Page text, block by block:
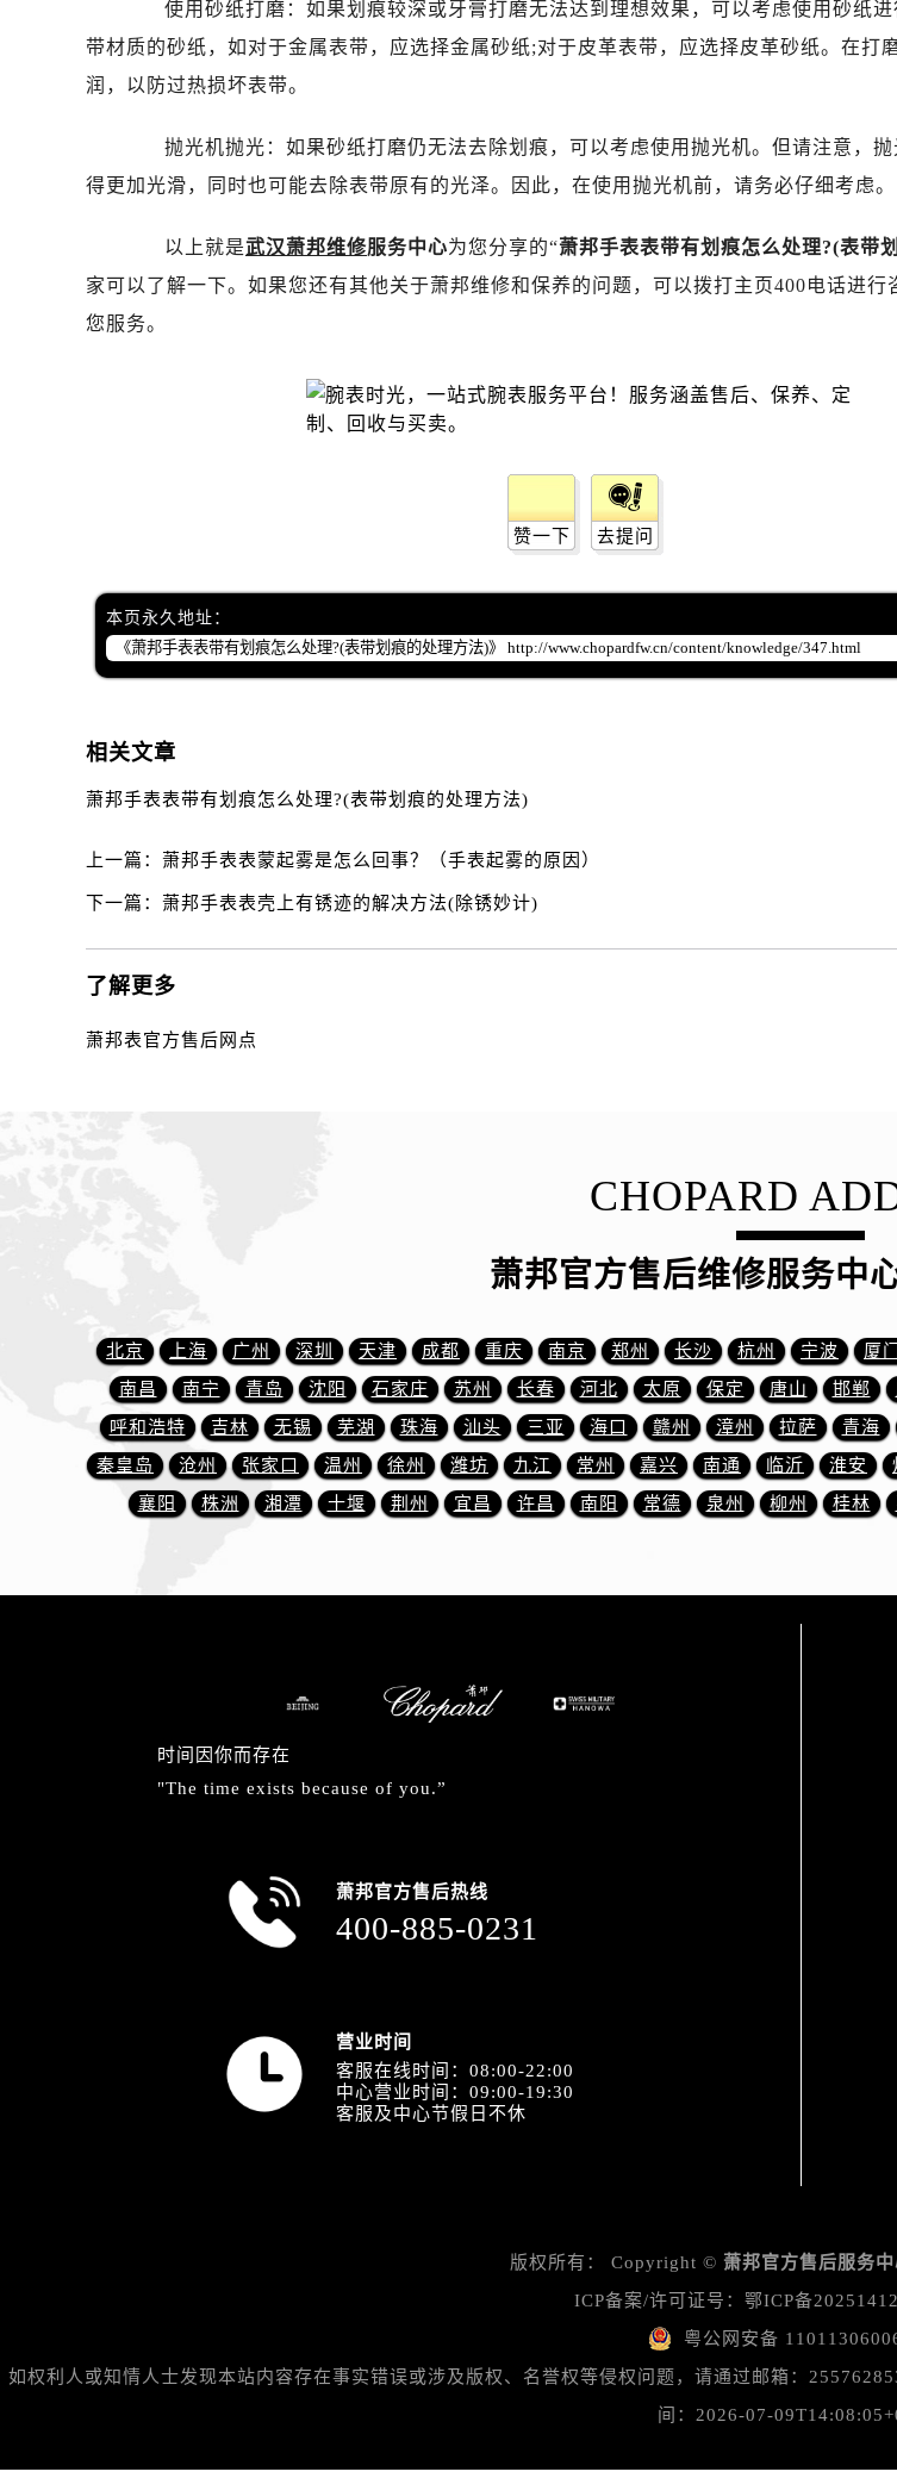
南通市崇川区工农路57号圆融广场写字楼16层1603室（需提前预约）
苏州市苏州工业园区星港街199号苏州中心办公楼C座22层08室（需提前预约）
武汉市江汉区解放大道686号世界贸易大厦38层09室（需提前预约）
合肥市蜀山区潜山路111号万象城华润大厦B座12楼03室（需提前预约）
泉州市丰泽区宝洲路729号浦西万达中心写字楼A座7楼709室（需提前预约）
烟台市芝罘区胜利路139号万达金融中心A座907室（需提前预约）
长春市朝阳区西安大路727号中银大厦A座(旺进大厦)18层09室（需提前预约）
石家庄市长安区中山东路39号勒泰中心写字楼B座13层07室（需提前预约）
西安市碑林区南关正街88号华侨城长安国际中心E座6楼10室（需提前预约）
唐山市路南区新华东道100号万达广场写字楼A座10层1002室（需提前预约）
台州市椒江区东海大道1800号腾达中心东1幢20楼2002室（需提前预约）
内蒙古自治区呼和浩特市玉泉区大学西街70号华润万象城写字楼（鄂尔多斯大厦
黑龙江省大庆市萨尔图区会战大街萧邦售后服务中心（需提前预约）
黑龙江省鹤岗市向阳区红军路萧邦售后服务中心（需提前预约）
黑龙江省七台河市桃山区大同街萧邦售后服务中心（需提前预约）
黑龙江省双鸭山市尖山区新兴大街萧邦售后服务中心（需提前预约）
黑龙江省绥化市北林区新华街与康庄路交叉口萧邦售后服务中心（需提前预约）
吉林省白山市浑江区浑江大街萧邦售后服务中心（需提前预约）
吉林省四平市铁东区紫气大路与南九经街交汇处萧邦售后服务中心（需提前预约
吉林省通化市东昌区环通乡江南大街萧邦售后服务中心（需提前预约）
吉林省延边市延吉市解放路萧邦售后服务中心（需提前预约）
辽宁省本溪市平山区胜利路萧邦售后服务中心（需提前预约）
辽宁省朝阳市双塔区新华路萧邦售后服务中心（需提前预约）
辽宁省丹东市振兴区七经街萧邦售后服务中心（需提前预约）
辽宁省抚顺市新抚区东一路萧邦售后服务中心（需提前预约）
辽宁省阜新市海州区解放大街萧邦售后服务中心（需提前预约）
辽宁省葫芦岛市连山区中央路萧邦售后服务中心（需提前预约）
辽宁省营口市站前区市府路与渤海大街交叉口萧邦售后服务中心（需提前预约）
辽宁省沈阳市沈河区中街路137号亨得利名表维修授权店1楼萧邦售后服务中心（
辽宁省沈阳市沈河区中街路83号亨得利名表维修授权店1楼萧邦售后服务中心（
北京市朝阳区建国门外大街甲6号华熙国际中心D座11层1102室萧邦售后服务中
北京市东城区东长安街1号王府井东方广场W3座6层602室萧邦售后服务中心（
内蒙古自治区阿拉善盟市左旗土尔扈特大街萧邦售后服务中心（需提前预约）
内蒙古自治区巴彦淖尔市临河区新华街萧邦售后服务中心（需提前预约）
内蒙古自治区包头市青山区幸福路甲3号王府井百货名表维修萧邦售后服务中心
内蒙古自治区呼伦贝尔市海拉尔区中央街萧邦售后服务中心（需提前预约）
内蒙古自治区通辽市科尔沁区明仁大街萧邦售后服务中心（需提前预约）
内蒙古自治区乌海市海勃湾区人民南路萧邦售后服务中心（需提前预约）
内蒙古自治区锡林郭勒盟市锡林浩特市光明街与额尔敦路交叉口萧邦售后服务中
山西省大同市平城区迎宾街萧邦售后服务中心（需提前预约）
山西省临汾市尧都区解放路萧邦售后服务中心（需提前预约）
山西省吕梁市离石区永宁中路与建设街交叉口萧邦售后服务中心（需提前预约）
山西省朔州市朔城区怡西路与鄯阳西街交汇处萧邦售后服务中心（需提前预约）
使用砂纸打磨：如果划痕较深或牙膏打磨无法达到理想效果，可以考虑使用砂纸进
带材质的砂纸，如对于金属表带，应选择金属砂纸;对于皮革表带，应选择皮革砂纸。在打
润，以防过热损坏表带。
抛光机抛光：如果砂纸打磨仍无法去除划痕，可以考虑使用抛光机。但请注意，抛
得更加光滑，同时也可能去除表带原有的光泽。因此，在使用抛光机前，请务必仔细考虑。
以上就是武汉萧邦维修服务中心为您分享的“萧邦手表表带有划痕怎么处理?(表带
家可以了解一下。如果您还有其他关于萧邦维修和保养的问题，可以拨打主页400电话进行
您服务。
赞一下 去提问
本页永久地址：
相关文章
萧邦手表表带有划痕怎么处理?(表带划痕的处理方法)
上一篇： 萧邦手表表蒙起雾是怎么回事？（手表起雾的原因）
下一篇： 萧邦手表表壳上有锈迹的解决方法(除锈妙计)
了解更多
萧邦表官方售后网点
CHOPARD
萧邦官方售后维修服务中
北京 上海 广州 深圳 天津 成都 重庆 南京 郑州 长沙 杭州 宁波 厦门
南昌
南宁 青岛 沈阳 石家庄 苏州 长春 河北 太原 保定 唐山 邯郸
呼和浩特
吉林 无锡 芜湖 珠海 汕头 三亚 海口 赣州 漳州 拉萨 青海
秦皇岛
沧州 张家口 温州 徐州 潍坊 九江 常州 嘉兴 南通 临沂 淮安
襄阳
株洲 湘潭 十堰 荆州 宜昌 许昌 南阳 常德 泉州 柳州 桂林
时间因你而存在
"The time exists because of you.”
萧邦官方售后热线
400-885-0231
营业时间
客服在线时间：08:00-22:00
中心营业时间：09:00-19:30
客服及中心节假日不休
版权所有： Copyright © 萧邦官方售后服务中
ICP备案/许可证号： 鄂ICP备
粤公网安备
如权利人或知情人士发现本站内容存在事实错误或涉及版权、名誉权等侵权问题，请通过邮箱：
间：2026-07-